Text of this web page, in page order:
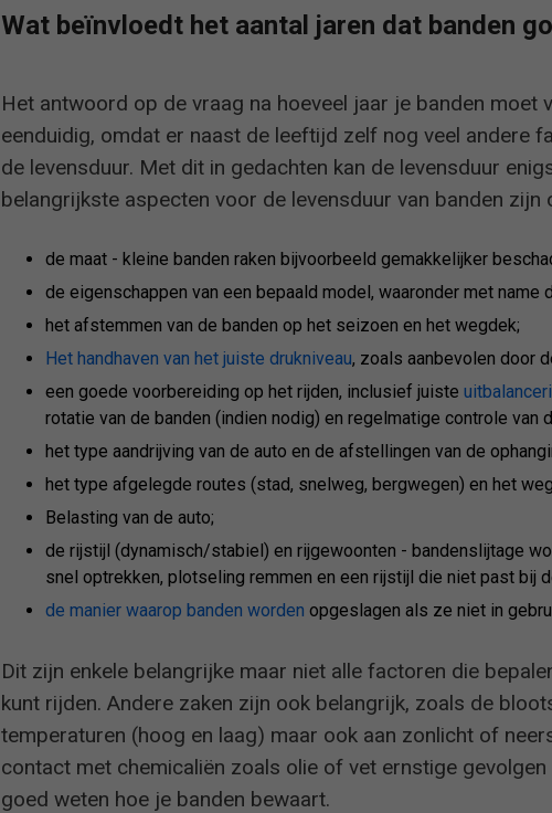
Wat beïnvloedt het aantal jaren dat banden
Het antwoord op de vraag na hoeveel jaar je banden moet
eenduidig, omdat er naast de leeftijd zelf nog veel andere
de levensduur. Met dit in gedachten kan de levensduur
belangrijkste aspecten voor de levensduur van banden zijn
de maat - kleine banden raken bijvoorbeeld gemakkelijker
de eigenschappen van een bepaald model, waaronder met
het afstemmen van de banden op het seizoen en het wegdek;
Het handhaven van het juiste drukniveau, zoals aanbevolen door
een goede voorbereiding op het rijden, inclusief juiste
rotatie van de banden (indien nodig) en regelmatige controle van
het type aandrijving van de auto en de afstellingen van de
het type afgelegde routes (stad, snelweg, bergwegen) en het
Belasting van de auto;
de rijstijl (dynamisch/stabiel) en rijgewoonten - bandenslijtage
snel optrekken, plotseling remmen en een rijstijl die niet past bij
de manier waarop banden worden opgeslagen als ze niet in
Dit zijn enkele belangrijke maar niet alle factoren die
kunt rijden. Andere zaken zijn ook belangrijk, zoals de
temperaturen (hoog en laag) maar ook aan zonlicht of
contact met chemicaliën zoals olie of vet ernstige
goed weten hoe je banden bewaart.